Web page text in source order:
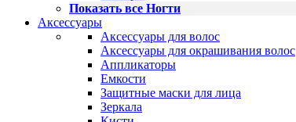
Показать все Ногти
Аксессуары
Аксессуары для волос
Аксессуары для окрашивания волос
Аппликаторы
Емкости
Защитные маски для лица
Зеркала